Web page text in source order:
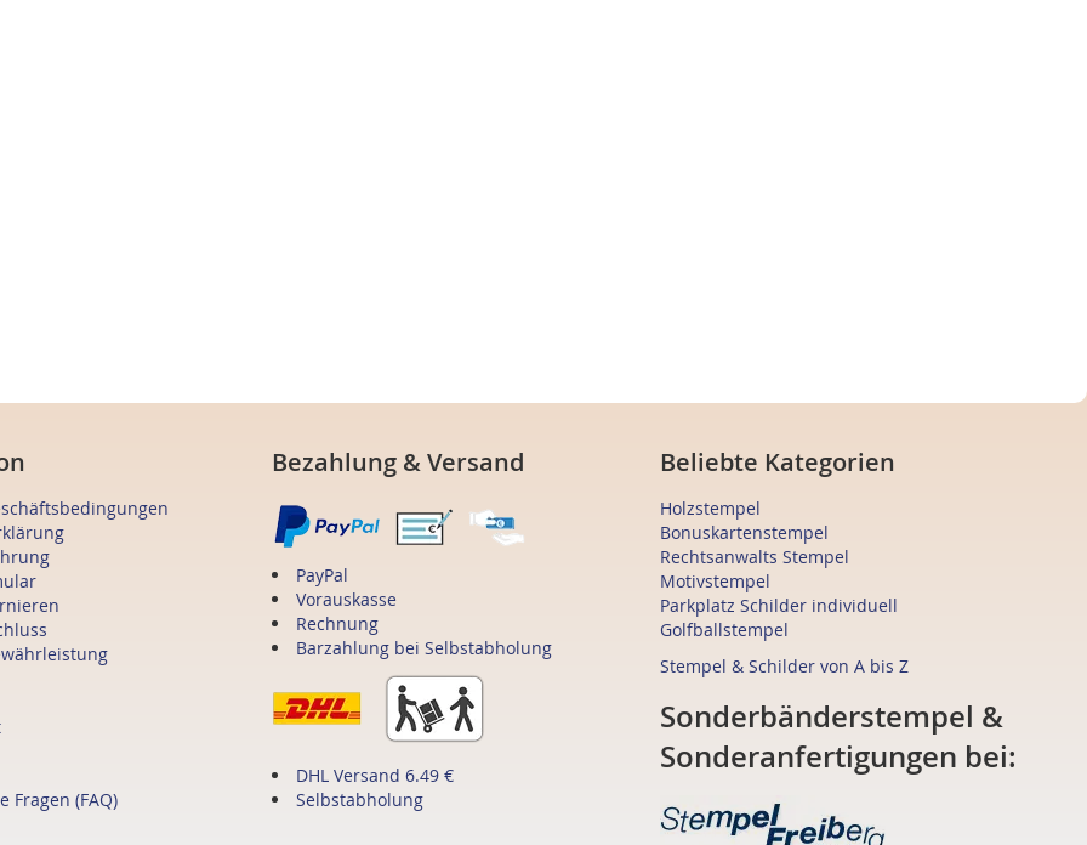
Fragen (FAQ)
Bezahlung & Versand
PayPal
Vorauskasse
Rechnung
Barzahlung bei Selbstabholung
DHL Versand 6.49 €
Selbstabholung
Beliebte Kategorien
Holzstempel
Bonuskartenstempel
Rechtsanwalts Stempel
Motivstempel
Parkplatz Schilder individuell
Golfballstempel
Stempel & Schilder von A bis Z
Sonderbänderstempel &
Sonderanfertigungen bei: